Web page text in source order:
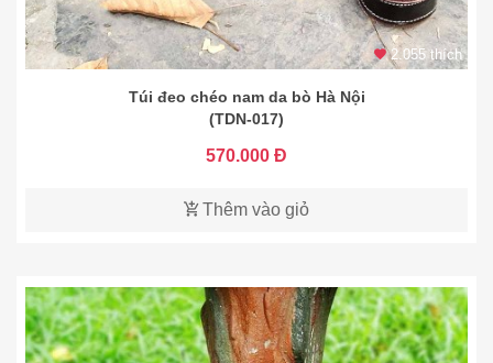
2.055 thích
Túi đeo chéo nam da bò Hà Nội
(TDN-017)
570.000 Đ
Thêm vào giỏ